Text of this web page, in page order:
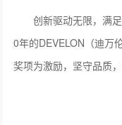
创新驱动无限，满
0年的DEVELON（迪万
奖项为激励，坚守品质